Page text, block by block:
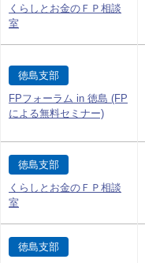
くらしとお金のＦＰ相談
室
徳島支部
FPフォーラム in 徳島 (FP
による無料セミナー)
徳島支部
くらしとお金のＦＰ相談
室
徳島支部